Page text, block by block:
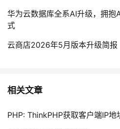
华为云数据库全系AI升级，拥
式
云商店2026年5月版本升级简报
相关文章
PHP: ThinkPHP获取客户端IP地